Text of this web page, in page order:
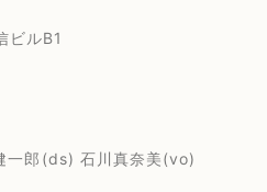
ルB1
郎(ds) 石川真奈美(vo)